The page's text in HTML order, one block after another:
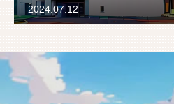
2024.07.12